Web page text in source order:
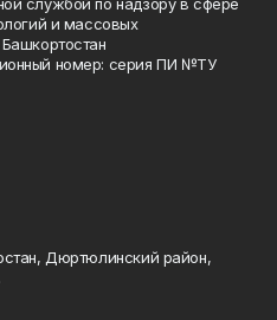
и массовых
номер: серия ПИ №ТУ
Дюртюлинский район,